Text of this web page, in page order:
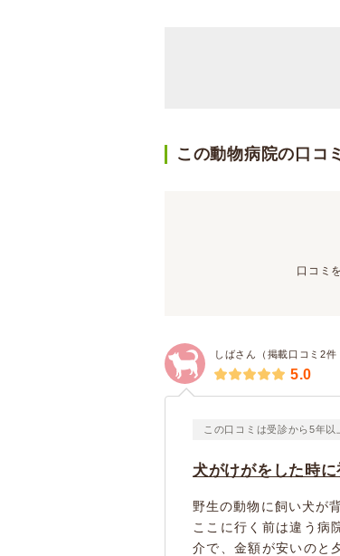
この動物病院の口コ
口コミ
しばさん（掲載口コミ2件
5.0
この口コミは受診から5年以
犬がけがをした時
野生の動物に飼い犬が
ここに行く前は違う病
介で、金額が安いのと